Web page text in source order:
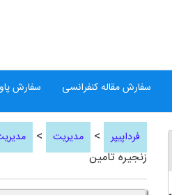
سفارش مقاله کنفرانسی سفارش
فرداپیپر > مدیریت >
زنجیره تامین